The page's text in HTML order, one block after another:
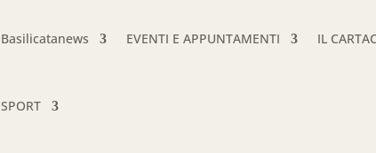
Basilicatanews EVENTI E APPUNTAMENTI IL
SPORT